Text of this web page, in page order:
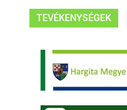
TEVÉKENYSÉGEK